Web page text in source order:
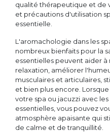
qualité thérapeutique et de
et précautions d'utilisation
essentielle.
L'aromachologie dans les
nombreux bienfaits pour la
essentielles peuvent aider à
relaxation, améliorer
musculaires et articulaires,
et bien plus encore.
votre spa ou jacuzzi avec
essentielles, vous pouvez
atmosphère apaisante qui
de calme et de tranquillité.